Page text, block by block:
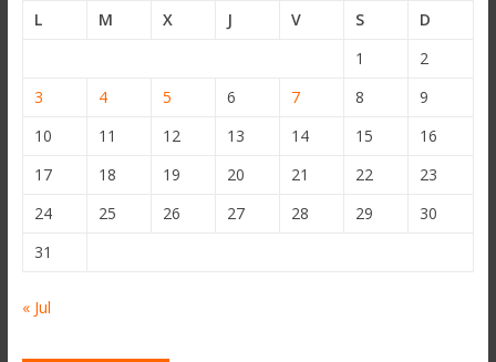
L
M X J V S
D
1
2
3
4 5 6 7 8
9
10
11 12 13 14 15
16
17
18 19 20 21 22
23
24
25 26 27 28 29
30
31
« Jul